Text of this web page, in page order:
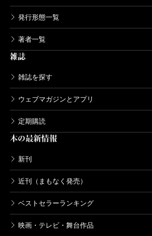
発行形態一覧
著者一覧
雑誌
雑誌を探す
ウェブマガジンとアプリ
定期購読
本の最新情報
新刊
近刊（まもなく発売）
ベストセラーランキング
映画・テレビ・舞台作品